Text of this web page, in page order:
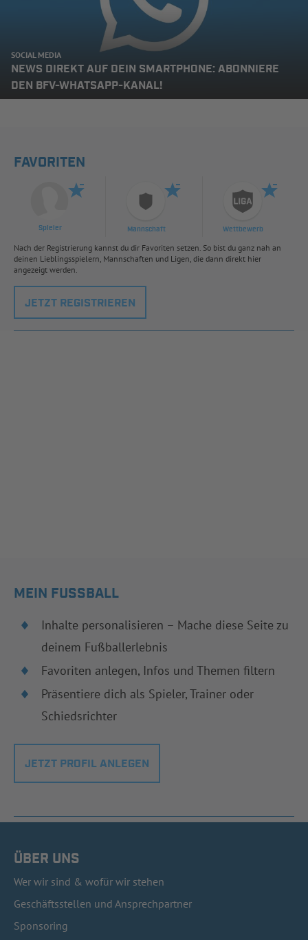
SOCIAL MEDIA
NEWS DIREKT AUF DEIN SMARTPHONE: ABONNIERE
DEN BFV-WHATSAPP-KANAL!
FAVORITEN
Spieler Mannschaft Wettbewerb
Nach der Registrierung kannst du dir Favoriten setzen. So bist du ganz nah an
deinen Lieblingsspielern, Mannschaften und Ligen, die dann direkt hier
angezeigt werden.
JETZT REGISTRIEREN
MEIN FUSSBALL
Inhalte personalisieren – Mache diese Seite zu
deinem Fußballerlebnis
Favoriten anlegen, Infos und Themen filtern
Präsentiere dich als Spieler, Trainer oder
Schiedsrichter
JETZT PROFIL ANLEGEN
ÜBER UNS
Wer wir sind & wofür wir stehen
Geschäftsstellen und Ansprechpartner
Sponsoring